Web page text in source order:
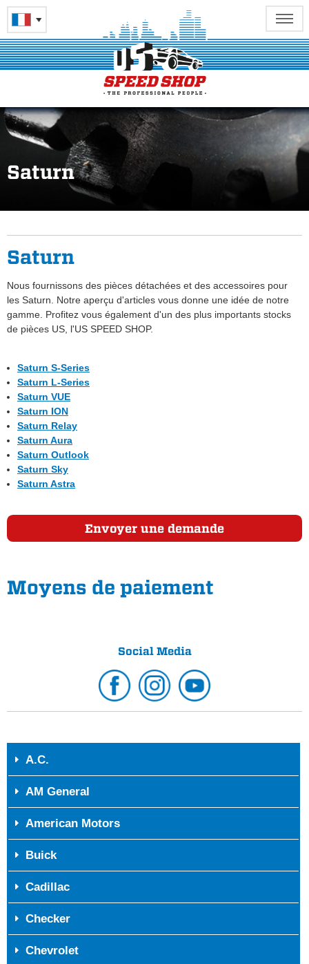
Saturn
Saturn
Nous fournissons des pièces détachées et des accessoires pour
les Saturn. Notre aperçu d'articles vous donne une idée de notre
gamme. Profitez vous également d'un des plus importants stocks
de pièces US, l'US SPEED SHOP.
Saturn S-Series
Saturn L-Series
Saturn VUE
Saturn ION
Saturn Relay
Saturn Aura
Saturn Outlook
Saturn Sky
Saturn Astra
Envoyer une demande
Moyens de paiement
Social Media
A.C.
AM General
American Motors
Buick
Cadillac
Checker
Chevrolet